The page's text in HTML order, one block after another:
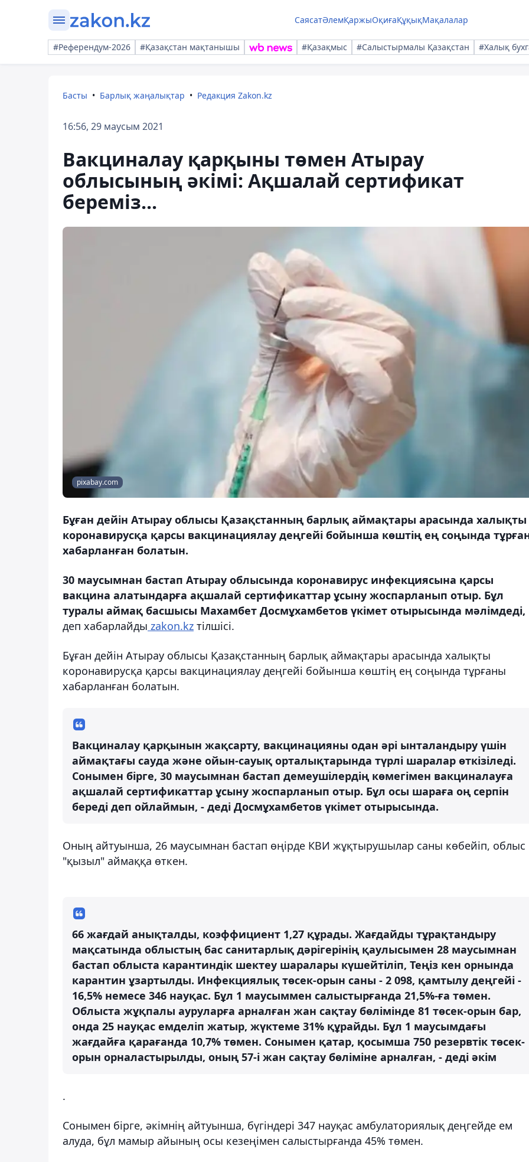
СаясатӘлемҚаржыОқиғаҚұқықМақалалар
#Референдум-2026 #Қазақстан мақтанышы #Қазақмыс #Салыстырмалы Қазақстан #Халық
Басты Барлық жаңалықтар Редакция Zakon.kz
16:56, 29 маусым 2021
Вакциналау қарқыны төмен Атырау
облысының әкімі: Ақшалай сертификат
береміз...
pixabay.com
Бұған дейін Атырау облысы Қазақстанның барлық аймақтары арасында халықты
коронавирусқа қарсы вакцинациялау деңгейі бойынша көштің ең соңында
хабарланған болатын.
30 маусымнан бастап Атырау облысында коронавирус инфекциясына қарсы
вакцина алатындарға ақшалай сертификаттар ұсыну жоспарланып отыр. Бұл
туралы аймақ басшысы Махамбет Досмұхамбетов үкімет отырысында мәлімдеді,
деп хабарлайды zakon.kz тілшісі.
Бұған дейін Атырау облысы Қазақстанның барлық аймақтары арасында халықты
коронавирусқа қарсы вакцинациялау деңгейі бойынша көштің ең соңында тұрғаны
хабарланған болатын.
Вакциналау қарқынын жақсарту, вакцинацияны одан әрі ынталандыру үшін
аймақтағы сауда және ойын-сауық орталықтарында түрлі шаралар өткізіледі.
Сонымен бірге, 30 маусымнан бастап демеушілердің көмегімен вакциналауға
ақшалай сертификаттар ұсыну жоспарланып отыр. Бұл осы шараға оң серпін
береді деп ойлаймын, - деді Досмұхамбетов үкімет отырысында.
Оның айтуынша, 26 маусымнан бастап өңірде КВИ жұқтырушылар саны көбейіп, облыс
"қызыл" аймаққа өткен.
66 жағдай анықталды, коэффициент 1,27 құрады. Жағдайды тұрақтандыру
мақсатында облыстың бас санитарлық дәрігерінің қаулысымен 28 маусымнан
бастап облыста карантиндік шектеу шаралары күшейтіліп, Теңіз кен орнында
карантин ұзартылды. Инфекциялық төсек-орын саны - 2 098, қамтылу деңгейі -
16,5% немесе 346 науқас. Бұл 1 маусыммен салыстырғанда 21,5%-ға төмен.
Облыста жұқпалы ауруларға арналған жан сақтау бөлімінде 81 төсек-орын бар,
онда 25 науқас емделіп жатыр, жүктеме 31% құрайды. Бұл 1 маусымдағы
жағдайға қарағанда 10,7% төмен. Сонымен қатар, қосымша 750 резервтік төсек-
орын орналастырылды, оның 57-і жан сақтау бөліміне арналған, - деді әкім
.
Сонымен бірге, әкімнің айтуынша, бүгіндері 347 науқас амбулаториялық деңгейде ем
алуда, бұл мамыр айының осы кезеңімен салыстырғанда 45% төмен.